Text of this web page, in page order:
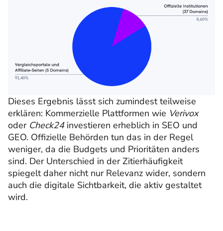
Dieses Ergebnis lässt sich zumindest teilweise
erklären: Kommerzielle Plattformen wie Verivox
oder Check24investieren erheblich in SEO und
GEO. Offizielle Behörden tun das in der Regel
weniger, da die Budgets und Prioritäten anders
sind. Der Unterschied in der Zitierhäufigkeit
spiegelt daher nicht nur Relevanz wider, sondern
auch die digitale Sichtbarkeit, die aktiv gestaltet
wird.